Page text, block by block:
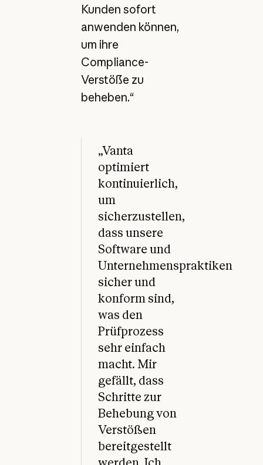
Kunden sofort
anwenden können,
um ihre
Compliance-
Verstöße zu
beheben.“
„Vanta
optimiert
kontinuierlich,
um
sicherzustellen,
dass unsere
Software und
Unternehmenspraktiken
sicher und
konform sind,
was den
Prüfprozess
sehr einfach
macht. Mir
gefällt, dass
Schritte zur
Behebung von
Verstößen
bereitgestellt